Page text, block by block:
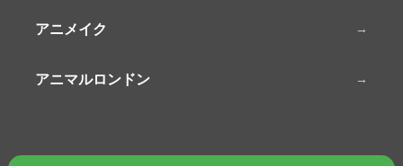
アニメイク
アニマルロンドン